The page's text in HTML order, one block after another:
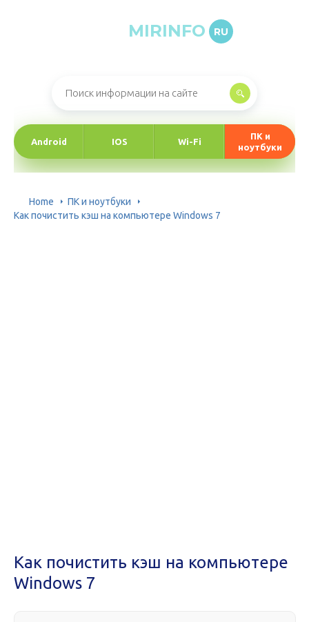
MIRINFO RU
Android IOS Wi-Fi
ПК и
ноутбуки
Home
ПК и ноутбуки
Как почистить кэш на компьютере Windows 7
Как почистить кэш на компьютере
Windows 7